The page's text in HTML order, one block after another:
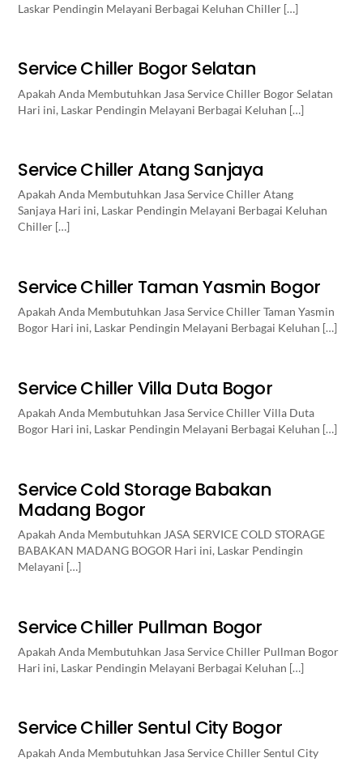
Laskar Pendingin Melayani Berbagai Keluhan Chiller […]
Service Chiller Bogor Selatan
Apakah Anda Membutuhkan Jasa Service Chiller Bogor Selatan
Hari ini, Laskar Pendingin Melayani Berbagai Keluhan […]
Service Chiller Atang Sanjaya
Apakah Anda Membutuhkan Jasa Service Chiller Atang
Sanjaya Hari ini, Laskar Pendingin Melayani Berbagai Keluhan
Chiller […]
Service Chiller Taman Yasmin Bogor
Apakah Anda Membutuhkan Jasa Service Chiller Taman Yasmin
Bogor Hari ini, Laskar Pendingin Melayani Berbagai Keluhan […]
Service Chiller Villa Duta Bogor
Apakah Anda Membutuhkan Jasa Service Chiller Villa Duta
Bogor Hari ini, Laskar Pendingin Melayani Berbagai Keluhan […]
Service Cold Storage Babakan
Madang Bogor
Apakah Anda Membutuhkan JASA SERVICE COLD STORAGE
BABAKAN MADANG BOGOR Hari ini, Laskar Pendingin
Melayani […]
Service Chiller Pullman Bogor
Apakah Anda Membutuhkan Jasa Service Chiller Pullman Bogor
Hari ini, Laskar Pendingin Melayani Berbagai Keluhan […]
Service Chiller Sentul City Bogor
Apakah Anda Membutuhkan Jasa Service Chiller Sentul City